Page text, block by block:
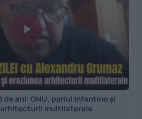
de ani: ONU, pariul Infantino și
multilaterale